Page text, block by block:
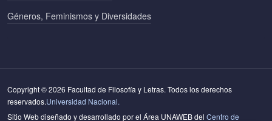
Géneros, Feminismos y Diversidades
Copyright © 2026 Facultad de Filosofía y Letras. Todos los derechos
reservados.Universidad Nacional.
Sitio Web diseñado y desarrollado por el Área UNAWEB del Centro de